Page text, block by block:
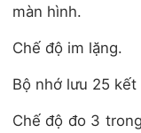
màn hình.
Chế độ im lặng.
Bộ nhớ lưu 25 kết
Chế độ đo 3